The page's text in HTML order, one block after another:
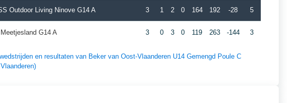
Outdoor Living Ninove G14 A 3 1 2 0 164 192 -28 5
G14 A 3 0 3 0 119 263 -144 3
en resultaten van Beker van Oost-Vlaanderen U14 Gemengd Poule C